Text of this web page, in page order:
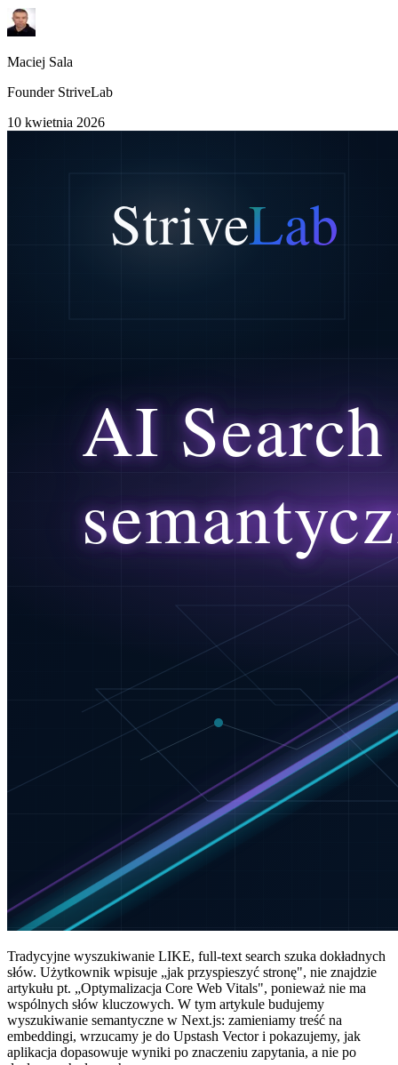
Maciej Sala
Founder StriveLab
10 kwietnia 2026
Tradycyjne wyszukiwanie LIKE, full-text search szuka dokładnych
słów. Użytkownik wpisuje „jak przyspieszyć stronę", nie znajdzie
artykułu pt. „Optymalizacja Core Web Vitals", ponieważ nie ma
wspólnych słów kluczowych. W tym artykule budujemy
wyszukiwanie semantyczne w Next.js: zamieniamy treść na
embeddingi, wrzucamy je do Upstash Vector i pokazujemy, jak
aplikacja dopasowuje wyniki po znaczeniu zapytania, a nie po